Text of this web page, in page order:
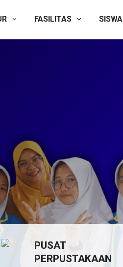
FASILITAS SISWA
PUSAT
PERPUSTAKAAN